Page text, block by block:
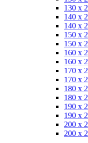
130 x
140 x
140 x
150 x
150 x
160 x
160 x
170 x
170 x
180 x
180 x
190 x
190 x
200 x
200 x